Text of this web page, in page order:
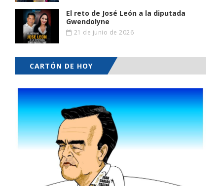
El reto de José León a la diputada
Gwendolyne
21 de junio de 2026
CARTÓN DE HOY